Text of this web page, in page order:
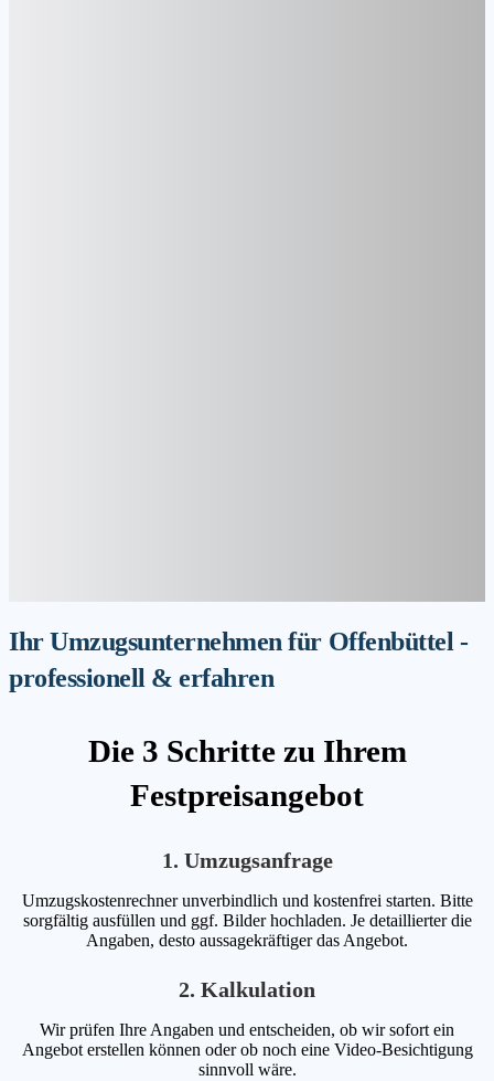
Ihr Umzugsunternehmen für Offenbüttel -
professionell & erfahren
Die 3 Schritte zu Ihrem
Festpreisangebot
1. Umzugsanfrage
Umzugskostenrechner unverbindlich und kostenfrei starten. Bitte
sorgfältig ausfüllen und ggf. Bilder hochladen. Je detaillierter die
Angaben, desto aussagekräftiger das Angebot.
2. Kalkulation
Wir prüfen Ihre Angaben und entscheiden, ob wir sofort ein
Angebot erstellen können oder ob noch eine Video-Besichtigung
sinnvoll wäre.